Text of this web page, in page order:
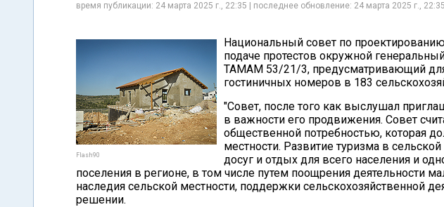
время публикации: 24 марта 2025 г., 22:35 | последнее обновление: 24 марта 2025 г., 22:35
Flash90
Национальный совет по
подаче протестов окружной
ТАМАМ 53/21/3, предусматривающий
гостиничных номеров в 183
"Совет, после того как выслушал
в важности его продвижения. Совет
общественной потребностью, которая
местности. Развитие туризма в
досуг и отдых для всего населения и
поселения в регионе, в том числе путем поощрения деятельности
наследия сельской местности, поддержки сельскохозяйственной
решении.